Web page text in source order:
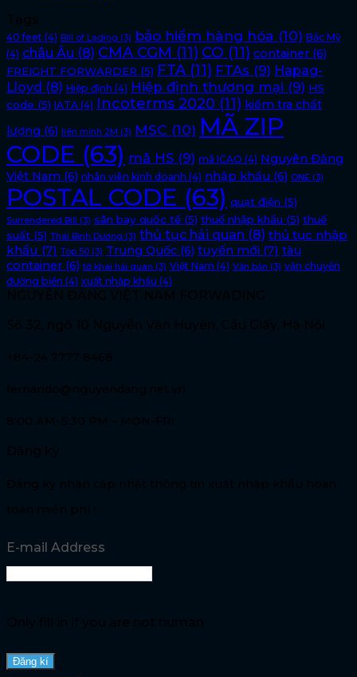
40 feet (4) Bill of Lading (3) bảo hiểm hàng hóa (10) Bắc Mỹ
(4) châu Âu (8) CMA CGM (11) CO (11) container (6)
FREIGHT FORWARDER (5) FTA (11) FTAs (9) Hapag-
Lloyd (8) Hiệp định (4) Hiệp định thương mại (9) HS
code (5) IATA (4) Incoterms 2020 (11) kiểm tra chất
lượng (6) liên minh 2M (3) MSC (10) MÃ ZIP
CODE (63) mã HS (9) mã ICAO (4) Nguyên Đăng
Việt Nam (6) nhân viên kinh doanh (4) nhập khẩu (6) ONE (3)
POSTAL CODE (63) quạt điện (5)
Surrendered Bill (3) sân bay quốc tế (5) thuế nhập khẩu (5) thuế
suất (5) Thái Bình Dương (3) thủ tục hải quan (8) thủ tục nhập
khẩu (7) Top 50 (3) Trung Quốc (6) tuyến mới (7) tàu
container (6) tờ khai hải quan (3) Việt Nam (4) Văn bản (3) vận chuyển
đường biển (4) xuất nhập khẩu (4)
E-mail Address